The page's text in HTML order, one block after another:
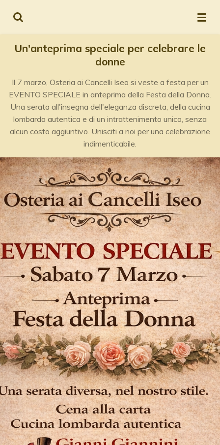
principale
Un'anteprima speciale per celebrare le
donne
Il 7 marzo, Osteria ai Cancelli Iseo si veste a festa per un
EVENTO SPECIALE in anteprima della Festa della Donna.
Una serata all'insegna dell'eleganza discreta, della cucina
lombarda autentica e di un intrattenimento unico, senza
alcun costo aggiuntivo. Unisciti a noi per una celebrazione
indimenticabile.